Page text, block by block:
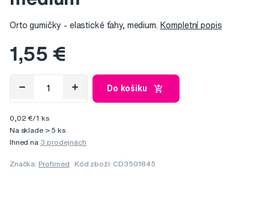
Orto gumičky - elastické ťahy, medium. Kompletní popis
1,55 €
Do košíku
0,02 €/1 ks
Na sklade > 5 ks
Ihned na 3 prodejnách
Značka: Profimed Kód zboží: CD3501845